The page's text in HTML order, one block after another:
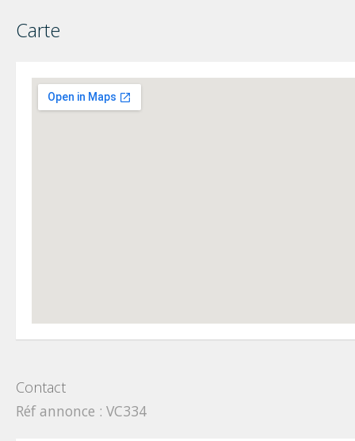
Carte
Contact
Réf annonce : VC334